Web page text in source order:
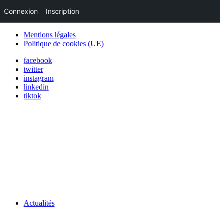
Mentions légales
Politique de cookies (UE)
facebook
twitter
instagram
linkedin
tiktok
Actualités
Connexion Inscription